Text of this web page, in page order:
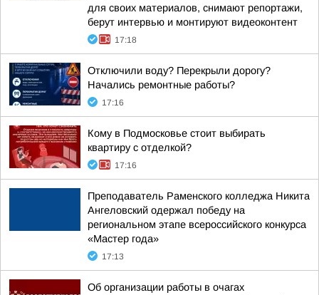
для своих материалов, снимают репортажи,
берут интервью и монтируют видеоконтент
17:18
Отключили воду? Перекрыли дорогу?
Начались ремонтные работы?
17:16
Кому в Подмосковье стоит выбирать
квартиру с отделкой?
17:16
Преподаватель Раменского колледжа Никита
Ангеловский одержал победу на
региональном этапе всероссийского конкурса
«Мастер года»
17:13
Об организации работы в очагах